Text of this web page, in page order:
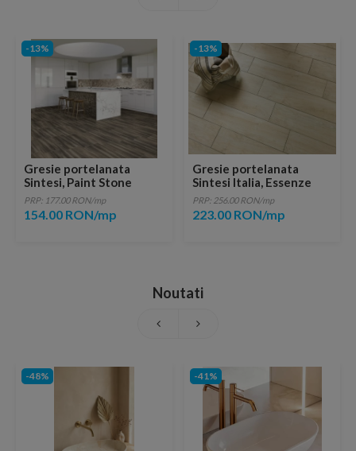
-13%
Gresie portelanata
Sintesi, Paint Stone
Brown 60,4x30 cm
PRP: 177.00 RON/mp
154.00 RON/mp
-13%
Gresie portelanata
Sintesi Italia, Essenze
Beige Rectificata
80,2x20,2 cm
PRP: 256.00 RON/mp
223.00 RON/mp
Noutati
-48% -41%